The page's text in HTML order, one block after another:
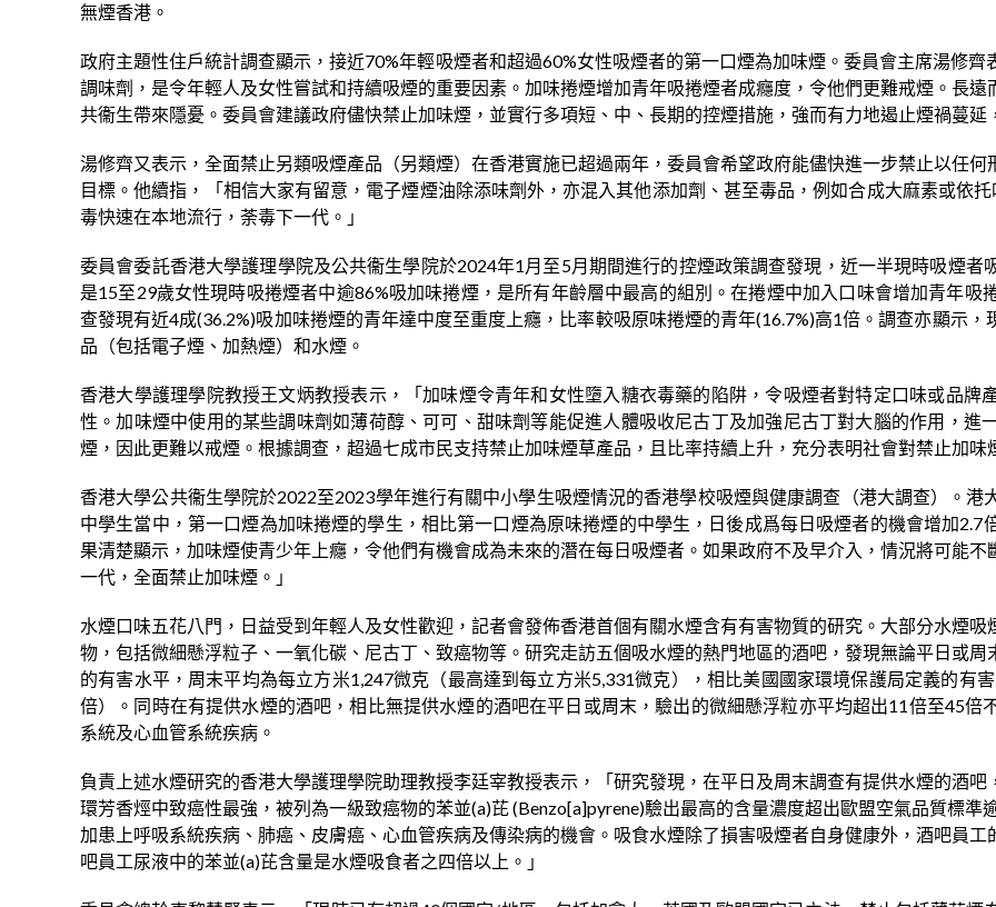
無煙香港。
政府主題性住戶統計調查顯示，接近70%年輕吸煙者和超過60%女性吸煙者的第一口煙為加味煙。委員會主席湯修
調味劑，是令年輕人及女性嘗試和持續吸煙的重要因素。加味捲煙增加青年吸捲煙者成癮度，令他們更難戒煙。長
共衞生帶來隱憂。委員會建議政府儘快禁止加味煙，並實行多項短、中、長期的控煙措施，強而有力地遏止煙禍蔓延
湯修齊又表示，全面禁止另類吸煙產品（另類煙）在香港實施已超過兩年，委員會希望政府能儘快進一步禁止以任
目標。他續指，「相信大家有留意，電子煙煙油除添味劑外，亦混入其他添加劑、甚至毒品，例如合成大麻素或依
毒快速在本地流行，荼毒下一代。」
委員會委託香港大學護理學院及公共衞生學院於2024年1月至5月期間進行的控煙政策調查發現，近一半現時吸煙
是15至29歲女性現時吸捲煙者中逾86%吸加味捲煙，是所有年齡層中最高的組別。在捲煙中加入口味會增加青年
查發現有近4成(36.2%)吸加味捲煙的青年達中度至重度上癮，比率較吸原味捲煙的青年(16.7%)高1倍。調查亦顯示
品（包括電子煙、加熱煙）和水煙。
香港大學護理學院教授王文炳教授表示，「加味煙令青年和女性墮入糖衣毒藥的陷阱，令吸煙者對特定口味或品牌
性。加味煙中使用的某些調味劑如薄荷醇、可可、甜味劑等能促進人體吸收尼古丁及加強尼古丁對大腦的作用，進
煙，因此更難以戒煙。根據調查，超過七成市民支持禁止加味煙草產品，且比率持續上升，充分表明社會對禁止加味
香港大學公共衞生學院於2022至2023學年進行有關中小學生吸煙情況的香港學校吸煙與健康調查（港大調查）。
中學生當中，第一口煙為加味捲煙的學生，相比第一口煙為原味捲煙的中學生，日後成爲每日吸煙者的機會增加
果清楚顯示，加味煙使青少年上癮，令他們有機會成為未來的潛在每日吸煙者。如果政府不及早介入，情況將可能
一代，全面禁止加味煙。」
水煙口味五花八門，日益受到年輕人及女性歡迎，記者會發佈香港首個有關水煙含有有害物質的研究。大部分水煙
物，包括微細懸浮粒子、一氧化碳、尼古丁、致癌物等。研究走訪五個吸水煙的熱門地區的酒吧，發現無論平日或
的有害水平，周末平均為每立方米1,247微克（最高達到每立方米5,331微克），相比美國國家環境保護局定義的有
倍）。同時在有提供水煙的酒吧，相比無提供水煙的酒吧在平日或周末，驗出的微細懸浮粒亦平均超出11倍至45倍
系統及心血管系統疾病。
負責上述水煙研究的香港大學護理學院助理教授李廷宰教授表示，「研究發現，在平日及周末調查有提供水煙的酒
環芳香烴中致癌性最強，被列為一級致癌物的苯並(a)芘 (Benzo[a]pyrene)驗出最高的含量濃度超出歐盟空氣品質標
加患上呼吸系統疾病、肺癌、皮膚癌、心血管疾病及傳染病的機會。吸食水煙除了損害吸煙者自身健康外，酒吧員
吧員工尿液中的苯並(a)芘含量是水煙吸食者之四倍以上。」